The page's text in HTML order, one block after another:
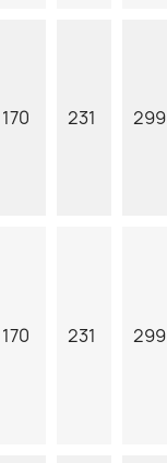
170 231
170 231